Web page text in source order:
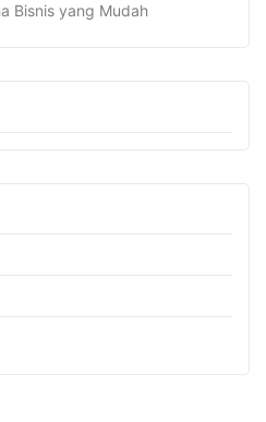
Bisnis yang Mudah